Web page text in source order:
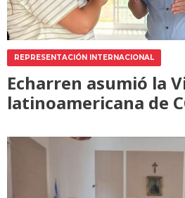
REPRESENTACIÓN INTERNACIONAL
Echarren asumió la
latinoamericana de